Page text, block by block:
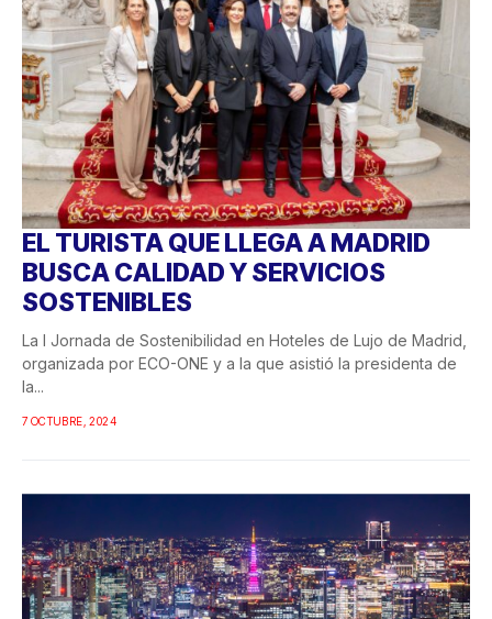
EL TURISTA QUE LLEGA A MADRID
BUSCA CALIDAD Y SERVICIOS
SOSTENIBLES
La I Jornada de Sostenibilidad en Hoteles de Lujo de Madrid,
organizada por ECO-ONE y a la que asistió la presidenta de
la...
7 OCTUBRE, 2024